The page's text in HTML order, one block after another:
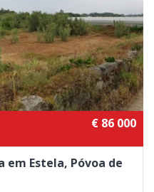
€ 86 000
em Estela, Póvoa de